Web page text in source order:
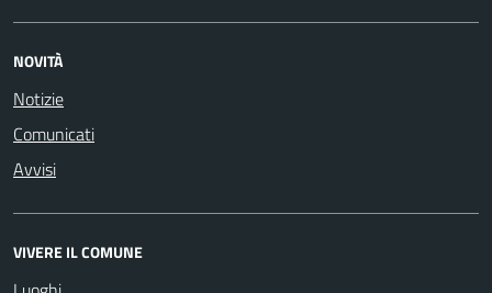
NOVITÀ
Notizie
Comunicati
Avvisi
VIVERE IL COMUNE